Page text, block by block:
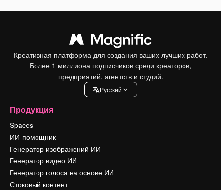
Креативная платформа для создания ваших лучших работ.
Более 1 миллиона подписчиков среди креаторов,
предприятий, агентств и студий.
Pусский
Продукция
Spaces
ИИ-помощник
Генератор изображений ИИ
Генератор видео ИИ
Генератор голоса на основе ИИ
Стоковый контент